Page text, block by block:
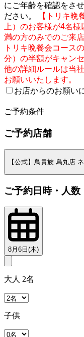
にご年齢を確認をさ
ださい。
【トリキ晩
上）のお客様が4名
満の方のみでのご来
トリキ晩餐会コース
分）の半額がキャン
他の詳細ルールは当
お願いいたします。
お店からのお願い
ご予約条件
ご予約店舗
【公式】鳥貴族 烏丸店
ご予約日時・人数
8月6日(木)
大人 2名
子供